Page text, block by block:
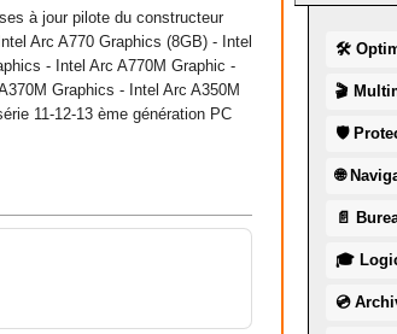
à jour pilote du constructeur
Arc A770 Graphics (8GB) - Intel
- Intel Arc A770M Graphic -
Graphics - Intel Arc A350M
11-12-13 ème génération PC
🛠
🎬
🛡
🌐
📄
🎓
💿